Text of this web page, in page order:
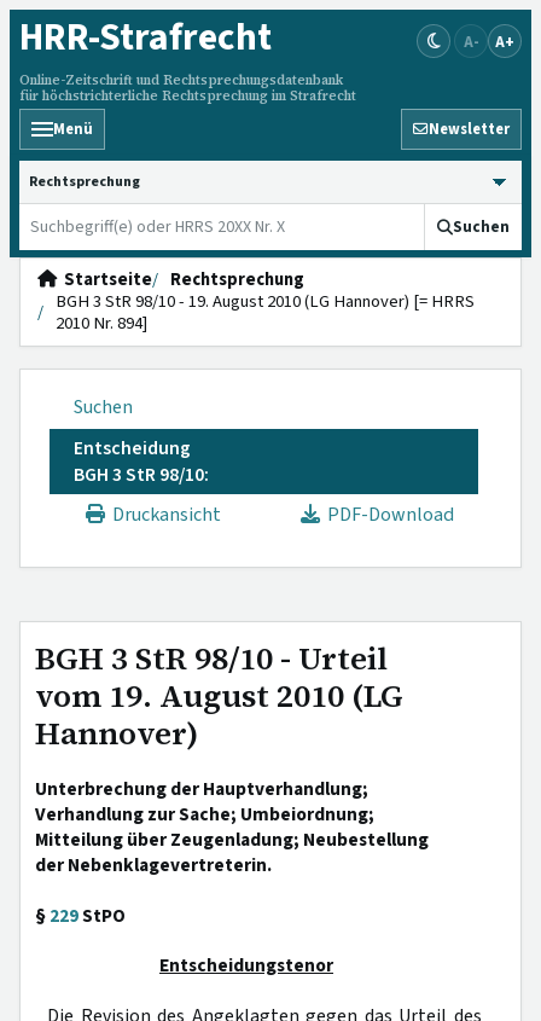
HRR-Strafrecht
Online-Zeitschrift und Rechtsprechungsdatenbank
für höchstrichterliche Rechtsprechung im Strafrecht
A- A+
Menü Newsletter
HRRS durchsuchen
Suchen
Startseite
Rechtsprechung
BGH 3 StR 98/10 - 19. August 2010 (LG Hannover) [= HRRS
2010 Nr. 894]
Suchen
Entscheidung
BGH 3 StR 98/10:
Druckansicht
PDF-Download
BGH 3 StR 98/10 - Urteil
vom 19. August 2010 (LG
Hannover)
Unterbrechung der Hauptverhandlung;
Verhandlung zur Sache; Umbeiordnung;
Mitteilung über Zeugenladung; Neubestellung
der Nebenklagevertreterin.
§229StPO
Entscheidungstenor